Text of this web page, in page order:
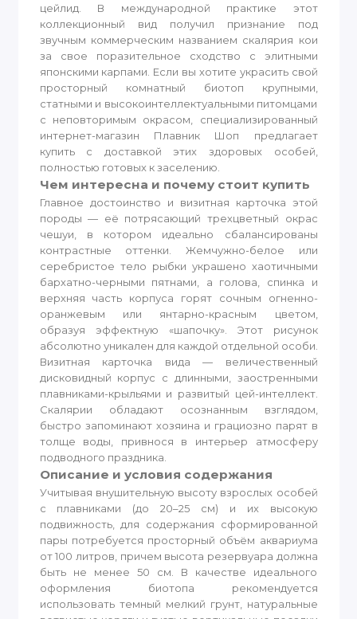
цейлид. В международной практике этот
коллекционный вид получил признание под
звучным коммерческим названием скалярия кои
за свое поразительное сходство с элитными
японскими карпами. Если вы хотите украсить свой
просторный комнатный биотоп крупными,
статными и высокоинтеллектуальными питомцами
с неповторимым окрасом, специализированный
интернет-магазин Плавник Шоп предлагает
купить с доставкой этих здоровых особей,
полностью готовых к заселению.
Чем интересна и почему стоит купить
Главное достоинство и визитная карточка этой
породы — её потрясающий трехцветный окрас
чешуи, в котором идеально сбалансированы
контрастные оттенки. Жемчужно-белое или
серебристое тело рыбки украшено хаотичными
бархатно-черными пятнами, а голова, спинка и
верхняя часть корпуса горят сочным огненно-
оранжевым или янтарно-красным цветом,
образуя эффектную «шапочку». Этот рисунок
абсолютно уникален для каждой отдельной особи.
Визитная карточка вида — величественный
дисковидный корпус с длинными, заостренными
плавниками-крыльями и развитый цей-интеллект.
Скалярии обладают осознанным взглядом,
быстро запоминают хозяина и грациозно парят в
толще воды, привнося в интерьер атмосферу
подводного праздника.
Описание и условия содержания
Учитывая внушительную высоту взрослых особей
с плавниками (до 20–25 см) и их высокую
подвижность, для содержания сформированной
пары потребуется просторный объём аквариума
от 100 литров, причем высота резервуара должна
быть не менее 50 см. В качестве идеального
оформления биотопа рекомендуется
использовать темный мелкий грунт, натуральные